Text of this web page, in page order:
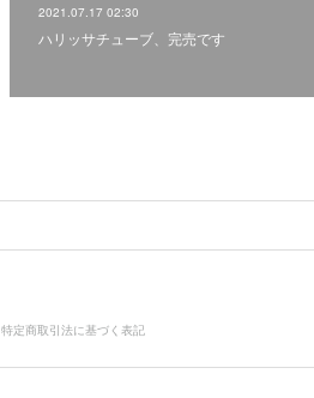
2021.07.17 02:30
ハリッサチューブ、完売です
特定商取引法に基づく表記